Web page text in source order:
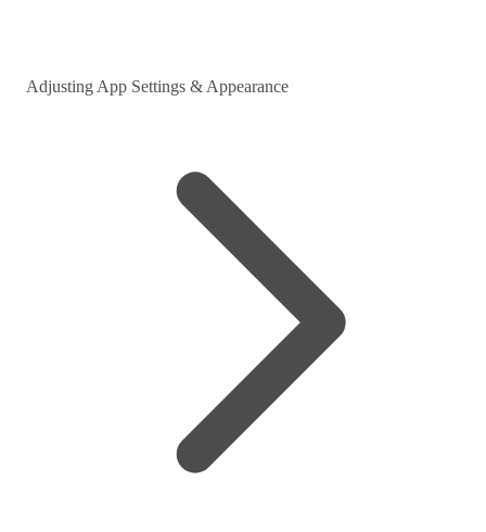
Adjusting App Settings & Appearance